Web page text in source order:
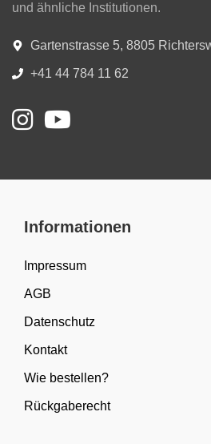
und ähnliche Institutionen.
Gartenstrasse 5, 8805
+41 44 784 11 62
Informationen
Impressum
AGB
Datenschutz
Kontakt
Wie bestellen?
Rückgaberecht